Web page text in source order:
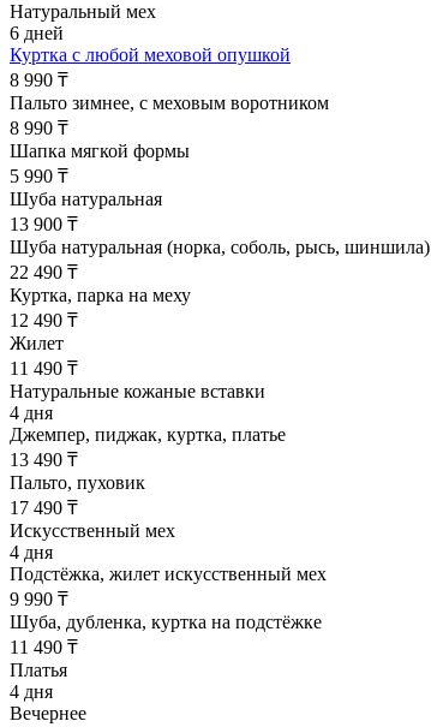
Натуральный мех
6 дней
Куртка с любой меховой опушкой
8 990 ₸
Пальто зимнее, с меховым воротником
8 990 ₸
Шапка мягкой формы
5 990 ₸
Шуба натуральная
13 900 ₸
Шуба натуральная (норка, соболь, рысь, шиншила)
22 490 ₸
Куртка, парка на меху
12 490 ₸
Жилет
11 490 ₸
Натуральные кожаные вставки
4 дня
Джемпер, пиджак, куртка, платье
13 490 ₸
Пальто, пуховик
17 490 ₸
Искусственный мех
4 дня
Подстёжка, жилет искусственный мех
9 990 ₸
Шуба, дубленка, куртка на подстёжке
11 490 ₸
Платья
4 дня
Вечернее